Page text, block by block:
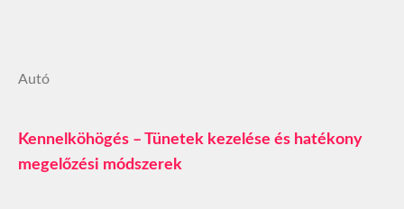
Autó
Kennelköhögés – Tünetek kezelése és hatékony
megelőzési módszerek